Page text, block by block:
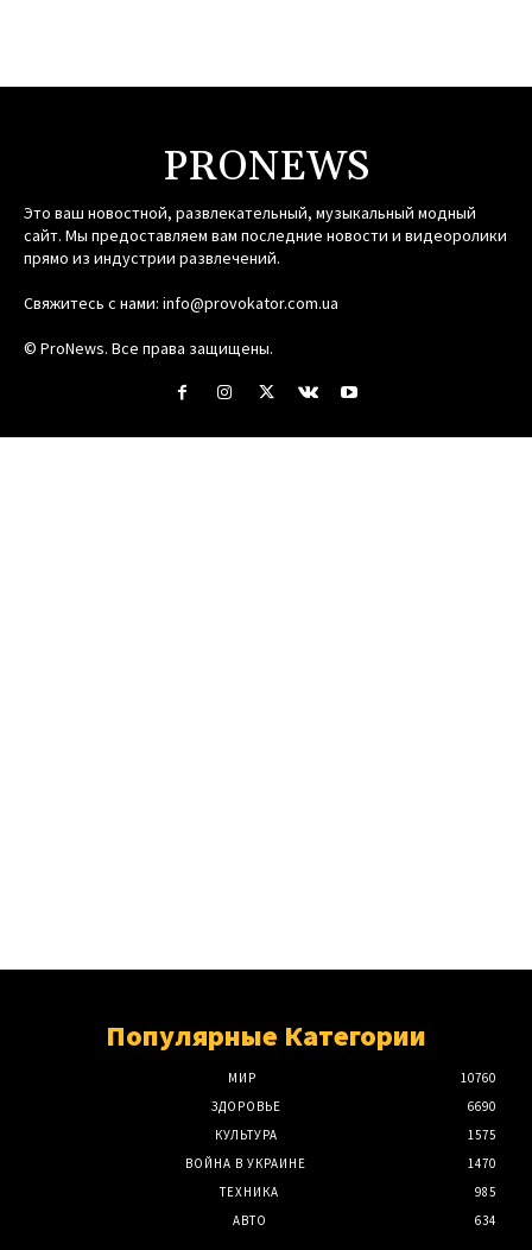
PRONEWS
Это ваш новостной, развлекательный, музыкальный модный
сайт. Мы предоставляем вам последние новости и видеоролики
прямо из индустрии развлечений.
Свяжитесь с нами: info@provokator.com.ua
© ProNews. Все права защищены.
Популярные Категории
МИР
10760
ЗДОРОВЬЕ
6690
КУЛЬТУРА
1575
ВОЙНА В УКРАИНЕ
1470
ТЕХНИКА
985
АВТО
634